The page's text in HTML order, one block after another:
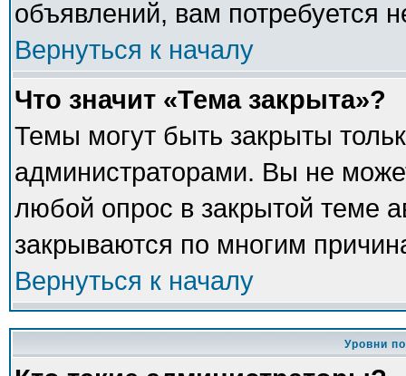
объявлений, вам потребуется
Вернуться к началу
Что значит «Тема закрыта»?
Темы могут быть закрыты
администраторами. Вы не
любой опрос в закрытой теме
закрываются по многим
Вернуться к началу
Уровни